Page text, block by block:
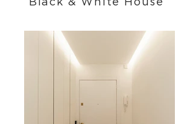
Black & White House